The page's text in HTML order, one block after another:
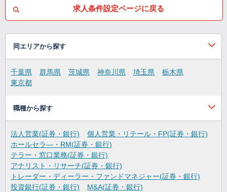
求人条件設定ページに戻る
同エリアから探す
千葉県 群馬県 茨城県 神奈川県 埼玉県
栃木県
東京都
職種から探す
法人営業(証券・銀行)
個人営業・リテール・FP(証券・銀行)
ホールセラ―・RM(証券・銀行)
テラー・窓口業務(証券・銀行)
アナリスト・リサーチ(証券・銀行)
トレーダー・ディーラー・ファンドマネジャー(証券・銀行)
投資銀行(証券・銀行)
M&A(証券・銀行)